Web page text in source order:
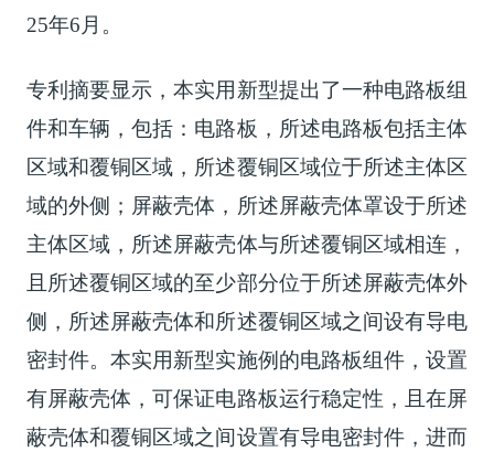
25年6月。
专利摘要显示，本实用新型提出了一种电路板组
件和车辆，包括：电路板，所述电路板包括主体
区域和覆铜区域，所述覆铜区域位于所述主体区
域的外侧；屏蔽壳体，所述屏蔽壳体罩设于所述
主体区域，所述屏蔽壳体与所述覆铜区域相连，
且所述覆铜区域的至少部分位于所述屏蔽壳体外
侧，所述屏蔽壳体和所述覆铜区域之间设有导电
密封件。本实用新型实施例的电路板组件，设置
有屏蔽壳体，可保证电路板运行稳定性，且在屏
蔽壳体和覆铜区域之间设置有导电密封件，进而